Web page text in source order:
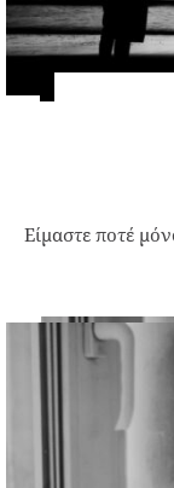
Είμαστε ποτέ